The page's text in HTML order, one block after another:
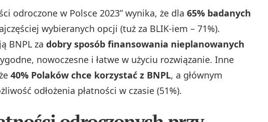
odroczone w Polsce 2023” wynika, że dla 65% badanych
wybieranych opcji (tuż za BLIK‑iem – 71%).
BNPL za dobry sposób finansowania nieplanowanych
nowoczesne i łatwe w użyciu rozwiązanie. Inne
40% Polaków chce korzystać z BNPL, a głównym
odłożenia płatności w czasie (51%).